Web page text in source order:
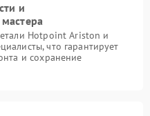
и
Hotpoint Ariston и
что гарантирует
и сохранение